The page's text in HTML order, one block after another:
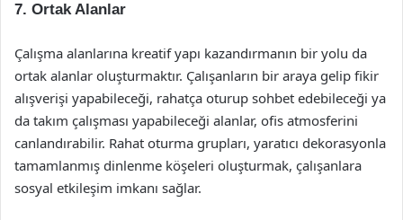
7. Ortak Alanlar
Çalışma alanlarına kreatif yapı kazandırmanın bir yolu da
ortak alanlar oluşturmaktır. Çalışanların bir araya gelip fikir
alışverişi yapabileceği, rahatça oturup sohbet edebileceği ya
da takım çalışması yapabileceği alanlar, ofis atmosferini
canlandırabilir. Rahat oturma grupları, yaratıcı dekorasyonla
tamamlanmış dinlenme köşeleri oluşturmak, çalışanlara
sosyal etkileşim imkanı sağlar.